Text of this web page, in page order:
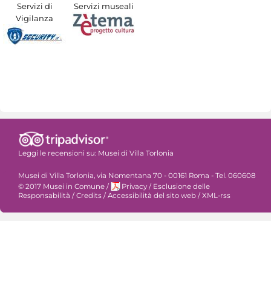
Servizi di
Vigilanza
Servizi museali
Leggi le recensioni su: Musei di Villa Torlonia
Musei di Villa Torlonia, via Nomentana 70 - 00161 Roma - Tel. 060608
© 2017 Musei in Comune / Privacy / Esclusione delle
Responsabilità /Credits /Accessibilità del sito web /XML-rss